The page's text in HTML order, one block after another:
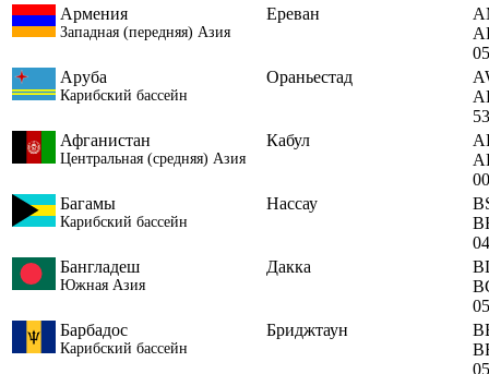
Армения
Западная (передняя) Азия
Ереван
Аруба
Карибский бассейн
Ораньестад
Афганистан
Центральная (средняя) Азия
Кабул
Багамы
Карибский бассейн
Нассау
Бангладеш
Южная Азия
Дакка
Барбадос
Карибский бассейн
Бриджтаун